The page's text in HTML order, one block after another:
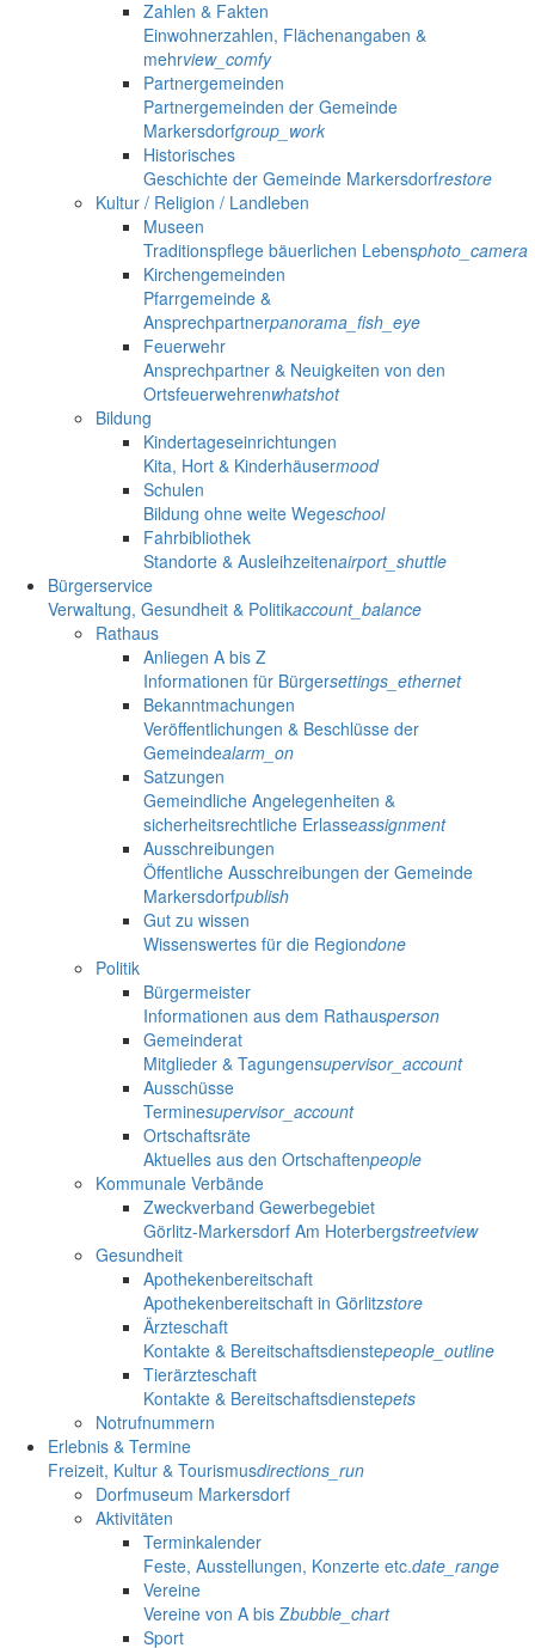
Zahlen & Fakten
Einwohnerzahlen, Flächenangaben &
mehrview_comfy
Partnergemeinden
Partnergemeinden der Gemeinde
Markersdorfgroup_work
Historisches
Geschichte der Gemeinde Markersdorfrestore
Kultur / Religion / Landleben
Museen
Traditionspflege bäuerlichen Lebensphoto_camera
Kirchengemeinden
Pfarrgemeinde &
Ansprechpartnerpanorama_fish_eye
Feuerwehr
Ansprechpartner & Neuigkeiten von den
Ortsfeuerwehrenwhatshot
Bildung
Kindertageseinrichtungen
Kita, Hort & Kinderhäusermood
Schulen
Bildung ohne weite Wegeschool
Fahrbibliothek
Standorte & Ausleihzeitenairport_shuttle
Bürgerservice
Verwaltung, Gesundheit & Politikaccount_balance
Rathaus
Anliegen A bis Z
Informationen für Bürgersettings_ethernet
Bekanntmachungen
Veröffentlichungen & Beschlüsse der
Gemeindealarm_on
Satzungen
Gemeindliche Angelegenheiten &
sicherheitsrechtliche Erlasseassignment
Ausschreibungen
Öffentliche Ausschreibungen der Gemeinde
Markersdorfpublish
Gut zu wissen
Wissenswertes für die Regiondone
Politik
Bürgermeister
Informationen aus dem Rathausperson
Gemeinderat
Mitglieder & Tagungensupervisor_account
Ausschüsse
Terminesupervisor_account
Ortschaftsräte
Aktuelles aus den Ortschaftenpeople
Kommunale Verbände
Zweckverband Gewerbegebiet
Görlitz-Markersdorf Am Hoterbergstreetview
Gesundheit
Apothekenbereitschaft
Apothekenbereitschaft in Görlitzstore
Ärzteschaft
Kontakte & Bereitschaftsdienstepeople_outline
Tierärzteschaft
Kontakte & Bereitschaftsdienstepets
Notrufnummern
Erlebnis & Termine
Freizeit, Kultur & Tourismusdirections_run
Dorfmuseum Markersdorf
Aktivitäten
Terminkalender
Feste, Ausstellungen, Konzerte etc.date_range
Vereine
Vereine von A bis Zbubble_chart
Sport